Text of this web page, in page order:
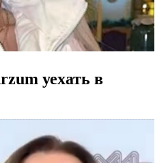
уехать в